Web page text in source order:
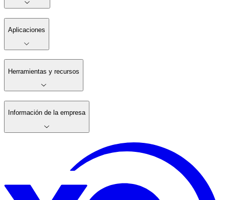
Aplicaciones
Herramientas y recursos
Información de la empresa